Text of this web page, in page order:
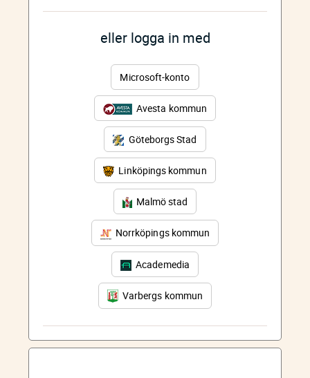
eller logga in med
Microsoft-konto
Avesta kommun
Göteborgs Stad
Linköpings kommun
Malmö stad
Norrköpings kommun
Academedia
Varbergs kommun